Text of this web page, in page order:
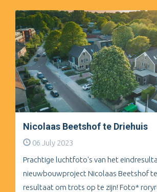
Nicolaas Beetshof te Driehuis
06 July 2023
Prachtige luchtfoto's van het
nieuwbouwproject Nicolaas Beetshof te
resultaat om trots op te zijn! Foto*